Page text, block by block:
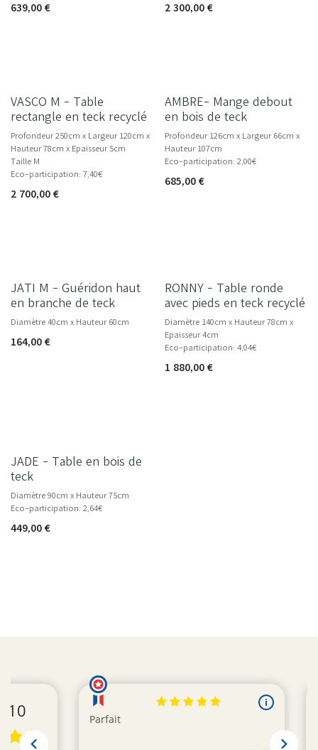
639,00 € 2 300,00€
VASCO M - Table
rectangle en teck recyclé
Profondeur 250cm x Largeur 120cm x
Hauteur 78cm x Epaisseur 5cm
Taille M
Eco-participation: 7,40€
2 700,00 €
AMBRE- Mange debout
en bois de teck
Profondeur 126cm x Largeur 66cm x
Hauteur 107cm
Eco-participation: 2,00€
685,00€
JATI M - Guéridon haut
en branche de teck
Diamètre 40cm x Hauteur 60cm
164,00 €
NOUVEAU
RONNY - Table ronde
avec pieds en teck recyclé
Diamètre 140cm x Hauteur 78cm x
Epaisseur 4cm
Eco-participation: 4,04€
1 880,00€
NOUVEAU
JADE - Table en bois de
teck
Diamètre 90cm x Hauteur 75cm
Eco-participation: 2,64€
449,00 €